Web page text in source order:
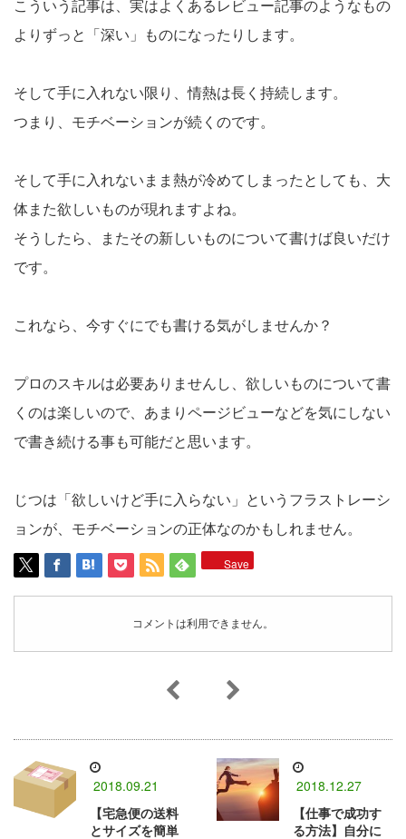
こういう記事は、実はよくあるレビュー記事のようなもの
よりずっと「深い」ものになったりします。
そして手に入れない限り、情熱は長く持続します。
つまり、モチベーションが続くのです。
そして手に入れないまま熱が冷めてしまったとしても、大
体また欲しいものが現れますよね。
そうしたら、またその新しいものについて書けば良いだけ
です。
これなら、今すぐにでも書ける気がしませんか？
プロのスキルは必要ありませんし、欲しいものについて書
くのは楽しいので、あまりページビューなどを気にしない
で書き続ける事も可能だと思います。
じつは「欲しいけど手に入らない」というフラストレーシ
ョンが、モチベーションの正体なのかもしれません。
Save
コメントは利用できません。
2018.09.21
【宅急便の送料
とサイズを簡単
2018.12.27
【仕事で成功す
る方法】自分に